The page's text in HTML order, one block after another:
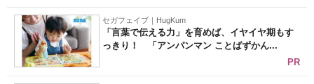
セガフェイブ｜HugKum
「言葉で伝える力」を育めば、イヤイヤ期もす
っきり！ 「アンパンマン ことばずかん...
PR